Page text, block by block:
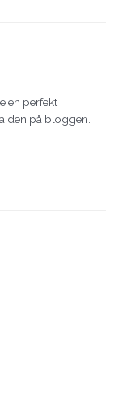
en perfekt
den på bloggen.